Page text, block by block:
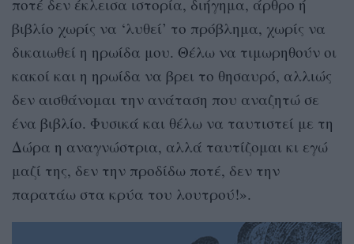
ποτέ δεν έκλεισα ιστορία, διήγημα, άρθρο ή
βιβλίο χωρίς να ‘λυθεί’ το πρόβλημα, χωρίς να
δικαιωθεί η ηρωίδα μου. Θέλω να τιμωρηθούν οι
κακοί και η ηρωίδα να βρει το θησαυρό, αλλιώς
δεν αισθάνομαι την ανάταση που αναζητώ σε
ένα βιβλίο. Φυσικά και θέλω να ταυτιστεί με τη
Δώρα η αναγνώστρια, αλλά ταυτίζομαι κι εγώ
μαζί της, δεν την προδίδω ποτέ, δεν την
παρατάω στα κρύα του λουτρού!».